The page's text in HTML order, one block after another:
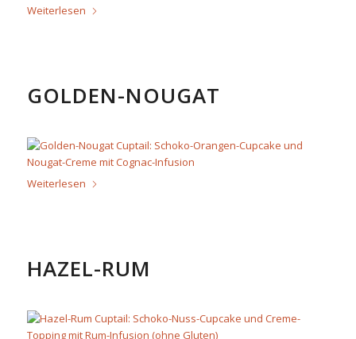
Weiterlesen
GOLDEN-NOUGAT
Weiterlesen
HAZEL-RUM